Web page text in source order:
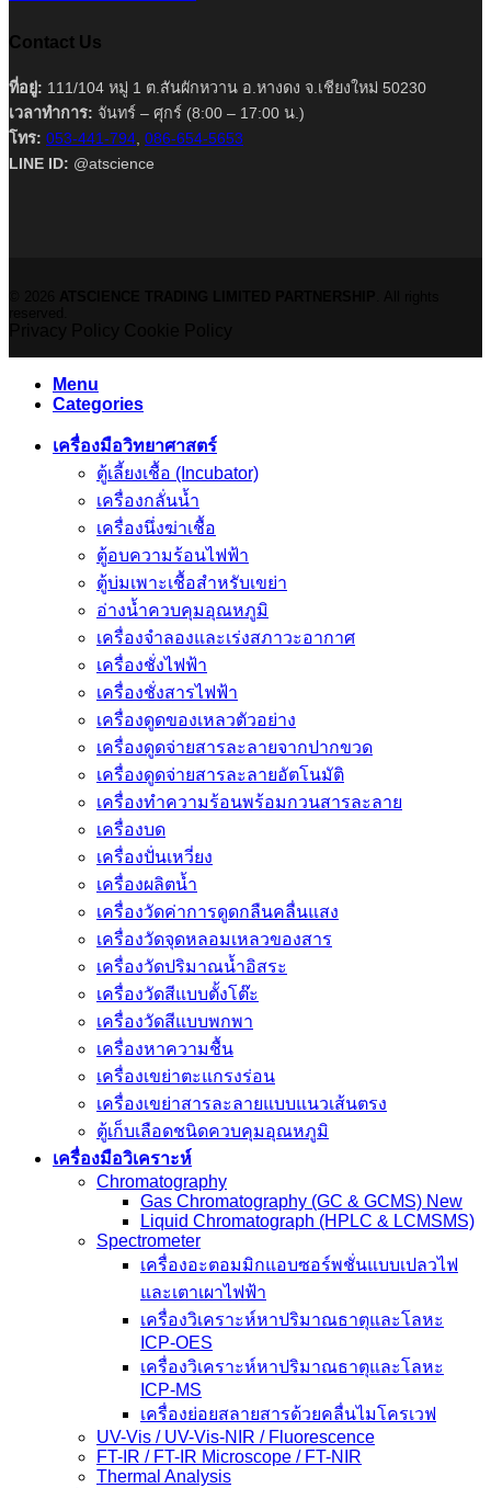
Contact Us
ที่อยู่: 111/104 หมู่ 1 ต.สันผักหวาน อ.หางดง จ.เชียงใหม่ 50230
เวลาทำการ: จันทร์ – ศุกร์ (8:00 – 17:00 น.)
โทร: 053-441-794 086-654-5653
LINE ID: @atscience
Menu
Categories
เครื่องมือวิทยาศาสตร์
ตู้เลี้ยงเชื้อ (Incubator)
เครื่องกลั่นน้ำ
เครื่องนึ่งฆ่าเชื้อ
ตู้อบความร้อนไฟฟ้า
ตู้บ่มเพาะเชื้อสำหรับเขย่า
อ่างน้ำควบคุมอุณหภูมิ
เครื่องจำลองและเร่งสภาวะอากาศ
เครื่องชั่งไฟฟ้า
เครื่องชั่งสารไฟฟ้า
เครื่องดูดของเหลวตัวอย่าง
เครื่องดูดจ่ายสารละลายจากปากขวด
เครื่องดูดจ่ายสารละลายอัตโนมัติ
เครื่องทำความร้อนพร้อมกวนสารละลาย
เครื่องบด
เครื่องปั่นเหวี่ยง
เครื่องผลิตน้ำ
เครื่องวัดค่าการดูดกลืนคลื่นแสง
เครื่องวัดจุดหลอมเหลวของสาร
เครื่องวัดปริมาณน้ำอิสระ
เครื่องวัดสีแบบตั้งโต๊ะ
เครื่องวัดสีแบบพกพา
เครื่องหาความชื้น
เครื่องเขย่าตะแกรงร่อน
เครื่องเขย่าสารละลายแบบแนวเส้นตรง
ตู้เก็บเลือดชนิดควบคุมอุณหภูมิ
เครื่องมือวิเคราะห์
Chromatography
Gas Chromatography (GC & GCMS) New
Liquid Chromatograph (HPLC & LCMSMS)
Spectrometer
เครื่องอะตอมมิกแอบซอร์พชั่นแบบเปลวไฟ
และเตาเผาไฟฟ้า
เครื่องวิเคราะห์หาปริมาณธาตุและโลหะ
ICP-OES
เครื่องวิเคราะห์หาปริมาณธาตุและโลหะ
ICP-MS
เครื่องย่อยสลายสารด้วยคลื่นไมโครเวฟ
UV-Vis / UV-Vis-NIR / Fluorescence
FT-IR / FT-IR Microscope / FT-NIR
Thermal Analysis